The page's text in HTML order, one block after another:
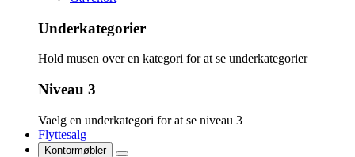
Underkategorier
Hold musen over en kategori for at se underkategorier
Niveau 3
Vaelg en underkategori for at se niveau 3
Flyttesalg
Kontormøbler